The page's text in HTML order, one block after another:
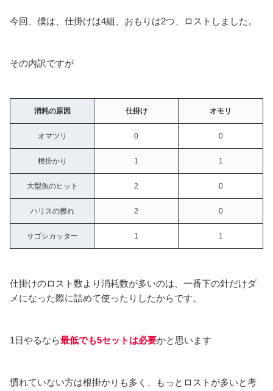
今回、僕は、仕掛けは4組、おもりは2つ、ロストしました。
その内訳ですが
消耗の原因 仕掛け オモリ
オマツリ 0 0
根掛かり 1 1
大型魚のヒット 2 0
ハリスの擦れ 2 0
サゴシカッター 1 1
仕掛けのロスト数より消耗数が多いのは、一番下の針だけダ
メになった際に詰めて使ったりしたからです。
1日やるなら最低でも5セットは必要かと思います
慣れていない方は根掛かりも多く、もっとロストが多いと考